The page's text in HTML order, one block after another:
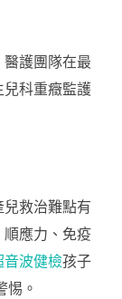
護團隊在最
科重癥監護
救治難點有
應力、免疫
音波健檢孩子
惕。